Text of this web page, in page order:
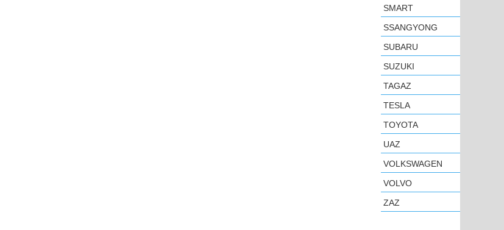
SMART
SSANGYONG
SUBARU
SUZUKI
TAGAZ
TESLA
TOYOTA
UAZ
VOLKSWAGEN
VOLVO
ZAZ